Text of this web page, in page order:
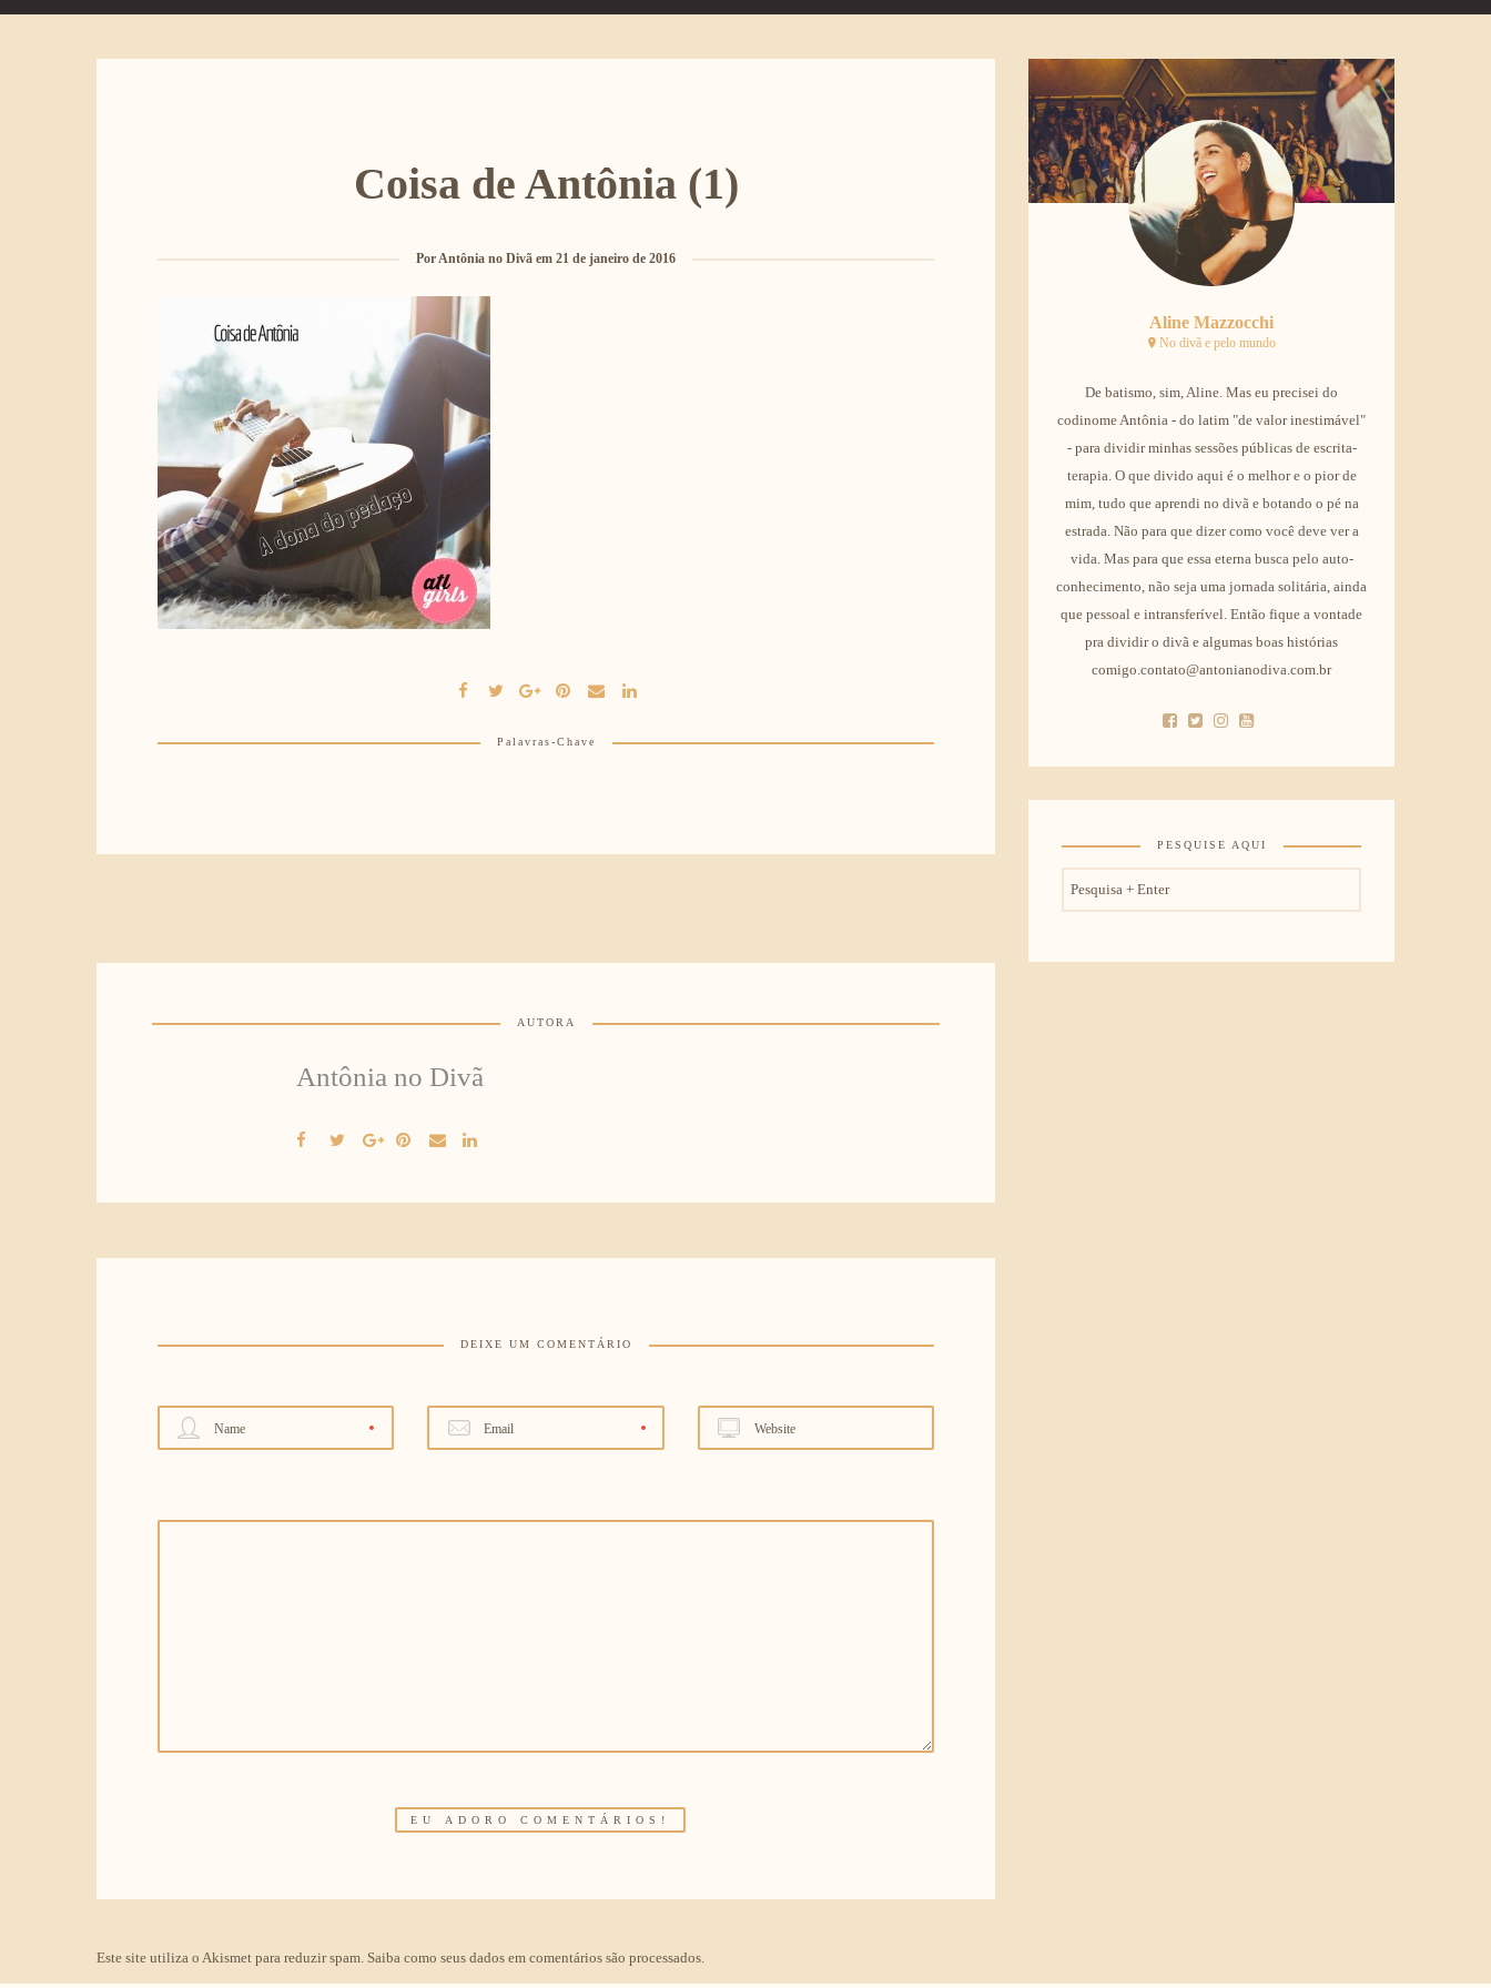
Coisa de Antônia (1)
PorAntônia no Divã em 21 de janeiro de 2016
Palavras-Chave
AUTORA
Antônia no Divã
DEIXE UM COMENTÁRIO
Name Email Website
Este site utiliza o Akismet para reduzir spam. Saiba como seus dados em comentários são processados.
Aline Mazzocchi
No divã e pelo mundo
De batismo, sim, Aline. Mas eu precisei do
codinome Antônia - do latim "de valor inestimável"
- para dividir minhas sessões públicas de escrita-
terapia. O que divido aqui é o melhor e o pior de
mim, tudo que aprendi no divã e botando o pé na
estrada. Não para que dizer como você deve ver a
vida. Mas para que essa eterna busca pelo auto-
conhecimento, não seja uma jornada solitária, ainda
que pessoal e intransferível. Então fique a vontade
pra dividir o divã e algumas boas histórias
comigo.contato@antonianodiva.com.br
PESQUISE AQUI